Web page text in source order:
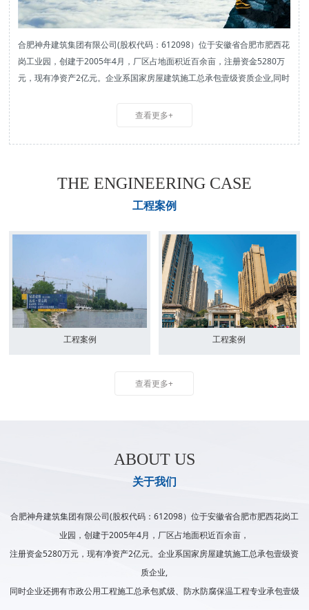
合肥神舟建筑集团有限公司(股权代码：612098）位于安徽省合肥市肥西花
岗工业园，创建于2005年4月，厂区占地面积近百余亩，注册资金5280万
元，现有净资产2亿元。企业系国家房屋建筑施工总承包壹级资质企业,同时
级、建筑幕墙工程专业承包贰级、建筑装修装饰工程专业承包贰级资质，
资质体系及较高的等级，为企业的全面发展奠定了坚实基础。
查看更多+
合肥神舟建筑集团有限公司(股权代码：612098）位于安徽省合肥市肥西花
岗工业园，创建于2005年4月，厂区占地面积近百余亩，注册资金5280万
元，现有净资产2亿元。企业系国家房屋建筑施工总承包壹级资质企业,同时
级、建筑幕墙工程专业承包贰级、建筑装修装饰工程专业承包贰级资质，
资质体系及较高的等级，为企业的全面发展奠定了坚实基础。
查看更多+
合肥神舟建筑集团有限公司(股权代码：612098）位于安徽省合肥市肥西花
岗工业园，创建于2005年4月，厂区占地面积近百余亩，注册资金5280万
元，现有净资产2亿元。企业系国家房屋建筑施工总承包壹级资质企业,同时
级、建筑幕墙工程专业承包贰级、建筑装修装饰工程专业承包贰级资质，
资质体系及较高的等级，为企业的全面发展奠定了坚实基础。
查看更多+
合肥神舟建筑集团有限公司(股权代码：612098）位于安徽省合肥市肥西花
岗工业园，创建于2005年4月，厂区占地面积近百余亩，注册资金5280万
元，现有净资产2亿元。企业系国家房屋建筑施工总承包壹级资质企业,同时
级、建筑幕墙工程专业承包贰级、建筑装修装饰工程专业承包贰级资质，
资质体系及较高的等级，为企业的全面发展奠定了坚实基础。
查看更多+
合肥神舟建筑集团有限公司(股权代码：612098）位于安徽省合肥市肥西花
岗工业园，创建于2005年4月，厂区占地面积近百余亩，注册资金5280万
元，现有净资产2亿元。企业系国家房屋建筑施工总承包壹级资质企业,同时
级、建筑幕墙工程专业承包贰级、建筑装修装饰工程专业承包贰级资质，
资质体系及较高的等级，为企业的全面发展奠定了坚实基础。
查看更多+
THE ENGINEERING CASE
工程案例
工程案例 工程案例
查看更多+
ABOUT US
关于我们
合肥神舟建筑集团有限公司(股权代码：612098）位于安徽省合肥市肥西花岗工
业园，创建于2005年4月，厂区占地面积近百余亩，
注册资金5280万元，现有净资产2亿元。企业系国家房屋建筑施工总承包壹级资
质企业,
同时企业还拥有市政公用工程施工总承包贰级、防水防腐保温工程专业承包壹级